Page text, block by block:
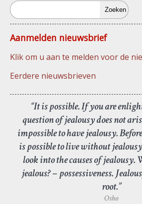
Zoeken
Aanmelden nieuwsbrief
Klik om u aan te melden voor de
Eerdere nieuwsbrieven
“It is possible. If you are
question of jealousy does not
impossible to have jealousy.
is possible to live without
look into the causes of jealousy.
jealous? – possessiveness.
root.”
Osho